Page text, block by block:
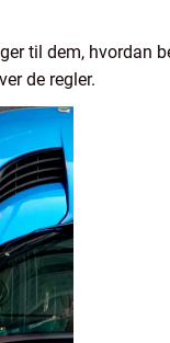
til dem, hvordan
de regler.